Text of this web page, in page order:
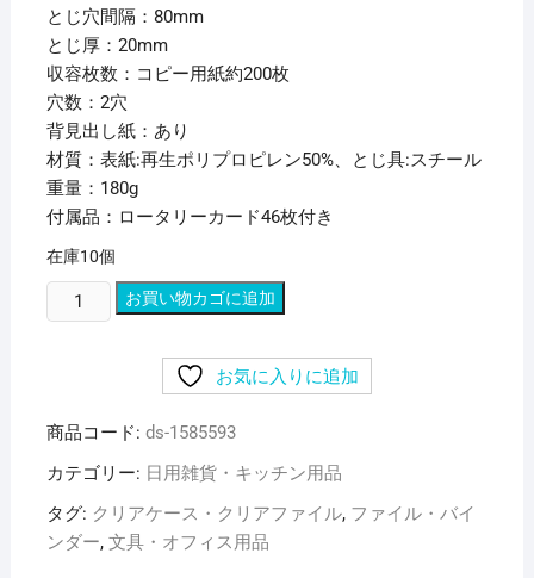
とじ穴間隔：80mm
とじ厚：20mm
収容枚数：コピー用紙約200枚
穴数：2穴
背見出し紙：あり
材質：表紙:再生ポリプロピレン50%、とじ具:スチール
重量：180g
付属品：ロータリーカード46枚付き
在庫10個
（ま
と
ト
ラ
Avanti
リ
お買い物カゴに追加
お気に入りに追加
商品コード: ds-1585593
カテゴリー: 日用雑貨・キッチン用品
タグ: クリアケース・クリアファイル, ファイル・バイ
ンダー, 文具・オフィス用品